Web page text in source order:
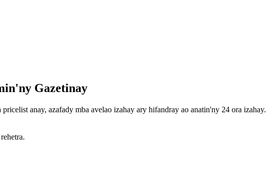
Gazetinay
anay, azafady mba avelao izahay ary hifandray ao anatin'ny 24 ora izahay.